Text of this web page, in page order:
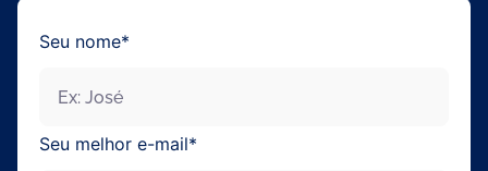
Seu nome*
Seu melhor e-mail*